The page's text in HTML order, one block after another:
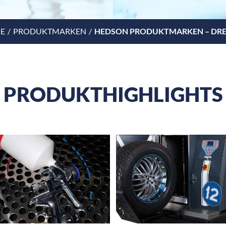
PRODUKTMARKEN HEDSON PRODUKTMARKEN –
PRODUKTHIGHLIGHTS